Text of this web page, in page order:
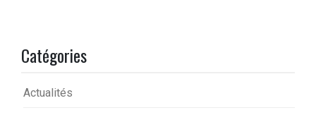
Catégories
Actualités